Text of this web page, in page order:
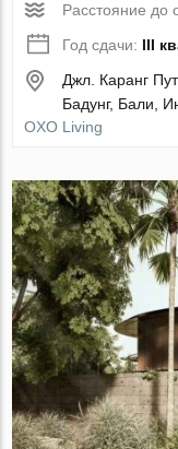
Расстояние до
Год сдачи: III
Джл. Каранг
Бадунг, Бали,
OXO Living